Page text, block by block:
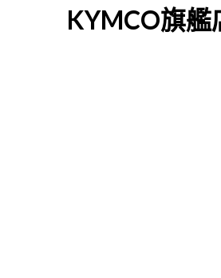
KYMCO旗艦